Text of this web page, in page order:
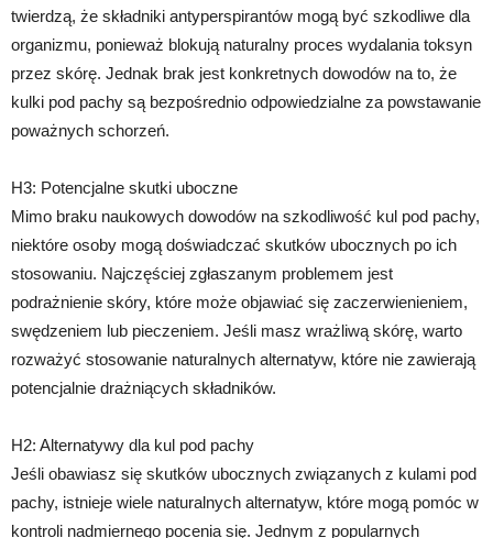
twierdzą, że składniki antyperspirantów mogą być szkodliwe dla
organizmu, ponieważ blokują naturalny proces wydalania toksyn
przez skórę. Jednak brak jest konkretnych dowodów na to, że
kulki pod pachy są bezpośrednio odpowiedzialne za powstawanie
poważnych schorzeń.
H3: Potencjalne skutki uboczne
Mimo braku naukowych dowodów na szkodliwość kul pod pachy,
niektóre osoby mogą doświadczać skutków ubocznych po ich
stosowaniu. Najczęściej zgłaszanym problemem jest
podrażnienie skóry, które może objawiać się zaczerwienieniem,
swędzeniem lub pieczeniem. Jeśli masz wrażliwą skórę, warto
rozważyć stosowanie naturalnych alternatyw, które nie zawierają
potencjalnie drażniących składników.
H2: Alternatywy dla kul pod pachy
Jeśli obawiasz się skutków ubocznych związanych z kulami pod
pachy, istnieje wiele naturalnych alternatyw, które mogą pomóc w
kontroli nadmiernego pocenia się. Jednym z popularnych